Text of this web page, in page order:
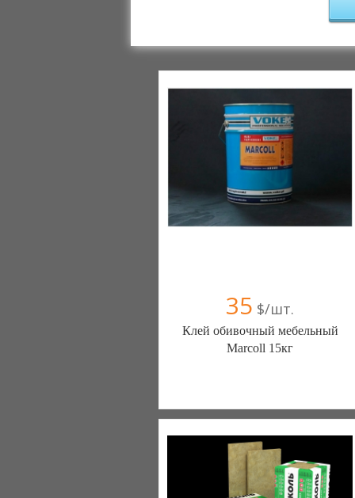
35 $/шт.
Клей обивочный мебельный
Marcoll 15кг
096 7649163